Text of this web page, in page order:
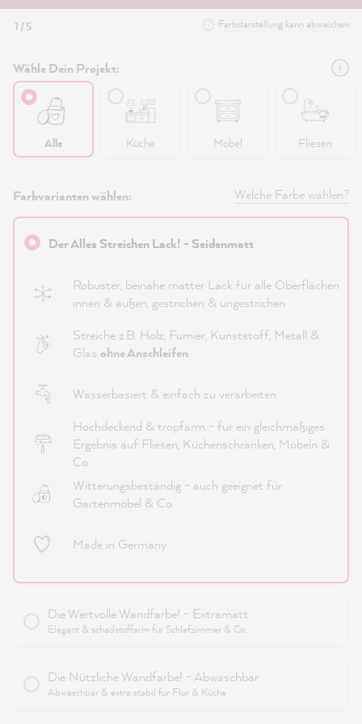
1 / 5 Farbdarstellung kann abweichen
Wähle Dein Projekt:
Alle Küche Möbel Fliesen
Farbvarianten wählen: Welche Farbe wählen?
Der Alles Streichen Lack! - Seidenmatt
Robuster, beinahe matter Lack für alle Oberflächen
innen & außen, gestrichen & ungestrichen
Streiche z.B. Holz, Furnier, Kunststoff, Metall &
Glas ohne Anschleifen
Wasserbasiert & einfach zu verarbeiten
Hochdeckend & tropfarm - für ein gleichmäßiges
Ergebnis auf Fliesen, Küchenschränken, Möbeln &
Co.
Witterungsbeständig - auch geeignet für
Gartenmöbel & Co.
Made in Germany
Die Wertvolle Wandfarbe! - Extramatt
Elegant & schadstoffarm für Schlafzimmer & Co.
Die Nützliche Wandfarbe! - Abwaschbar
Abwaschbar & extra stabil für Flur & Küche